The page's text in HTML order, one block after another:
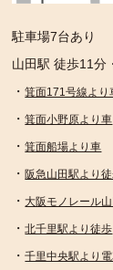
駐車場7台あり
山田駅 徒歩11分
・箕面171号線より
・箕面小野原より車
・箕面船場より車
・阪急山田駅より
・ 大阪モノレール
・北千里駅より徒歩
・千里中央駅より